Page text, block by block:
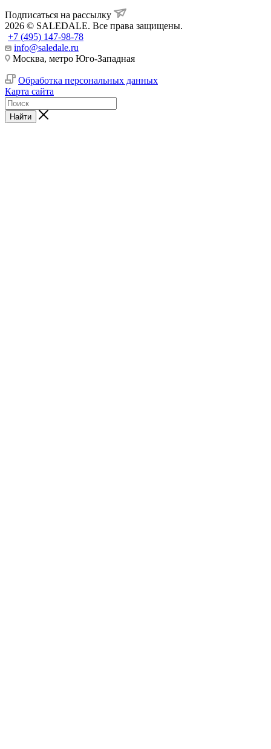
Подписаться на рассылку
2026 © SALEDALE. Все права защищены.
+7 (495) 147-98-78
info@saledale.ru
Москва, метро Юго-Западная
Обработка персональных данных
Карта сайта
Найти